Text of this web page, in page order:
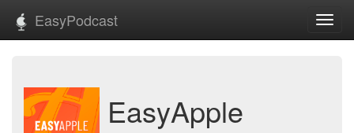
EasyPodcast
EasyApple